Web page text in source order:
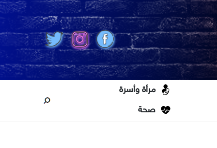
مرأة وأسرة
صحة